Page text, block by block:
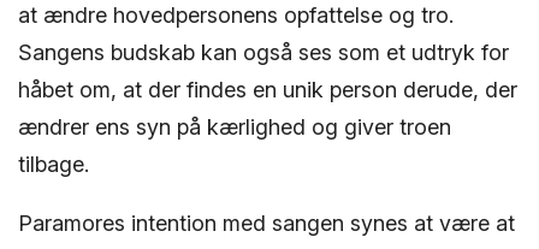
at ændre hovedpersonens opfattelse og tro.
Sangens budskab kan også ses som et udtryk for
håbet om, at der findes en unik person derude, der
ændrer ens syn på kærlighed og giver troen
tilbage.
Paramores intention med sangen synes at være at